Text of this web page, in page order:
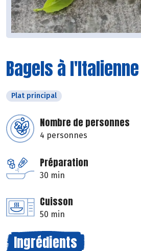
Bagels à l'Italienne
Plat principal
Nombre de personnes
4 personnes
Préparation
30 min
Cuisson
50 min
Ingrédients